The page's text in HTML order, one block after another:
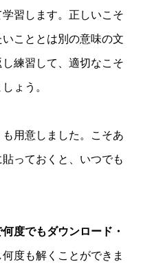
習します。正しいこそ
こととは別の意味の文
練習して、適切なこそ
ょう。
も用意しました。こそあ
っておくと、いつでも
度でもダウンロード・
度も解くことができま